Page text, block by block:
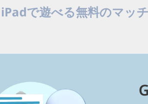
ド
ベ
ャ
iPadで遊べる無料のマッ